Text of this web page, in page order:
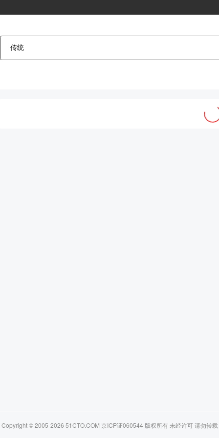
Copyright © 2005-2026 51CTO.COM 京ICP证060544 版权所有 未经许可 请勿转载